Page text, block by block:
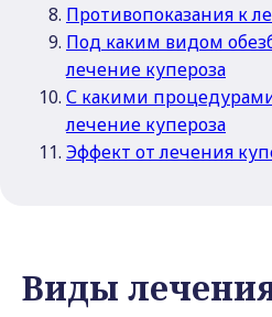
Противопоказания к
Под каким видом
лечение купероза
С какими
лечение купероза
Эффект от лечения
Виды